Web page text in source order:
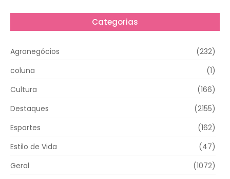
Categorias
Agronegócios
(232)
coluna
(1)
Cultura
(166)
Destaques
(2155)
Esportes
(162)
Estilo de Vida
(47)
Geral
(1072)